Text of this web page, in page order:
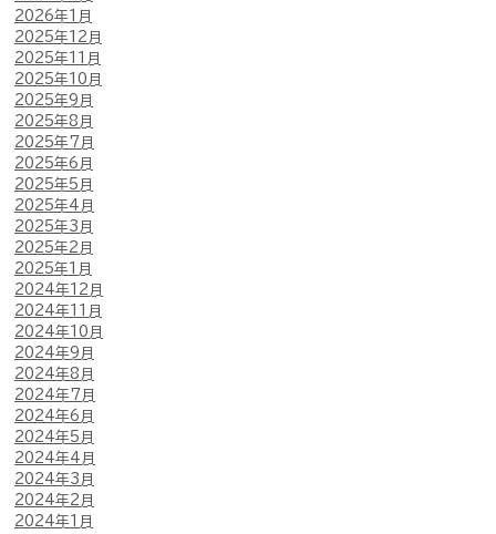
2026年1月
2025年12月
2025年11月
2025年10月
2025年9月
2025年8月
2025年7月
2025年6月
2025年5月
2025年4月
2025年3月
2025年2月
2025年1月
2024年12月
2024年11月
2024年10月
2024年9月
2024年8月
2024年7月
2024年6月
2024年5月
2024年4月
2024年3月
2024年2月
2024年1月